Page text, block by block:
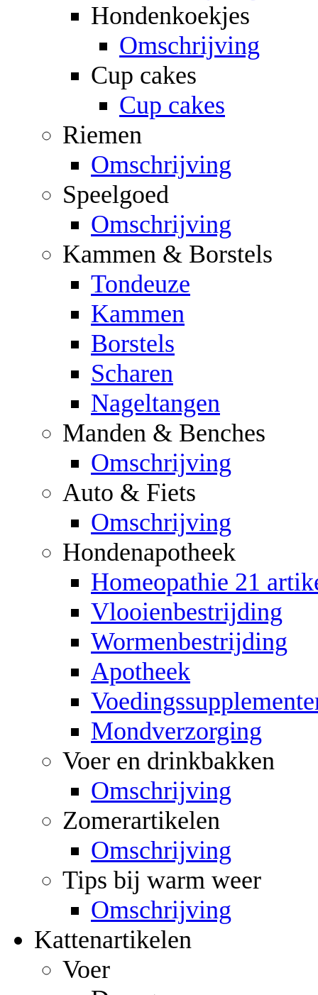
Hondenkoekjes
Omschrijving
Cup cakes
Cup cakes
Riemen
Omschrijving
Speelgoed
Omschrijving
Kammen & Borstels
Tondeuze
Kammen
Borstels
Scharen
Nageltangen
Manden & Benches
Omschrijving
Auto & Fiets
Omschrijving
Hondenapotheek
Homeopathie 21
Vlooienbestrijding
Wormenbestrijding
Apotheek
Mondverzorging
Voer en drinkbakken
Omschrijving
Zomerartikelen
Omschrijving
Tips bij warm weer
Omschrijving
Kattenartikelen
Voer